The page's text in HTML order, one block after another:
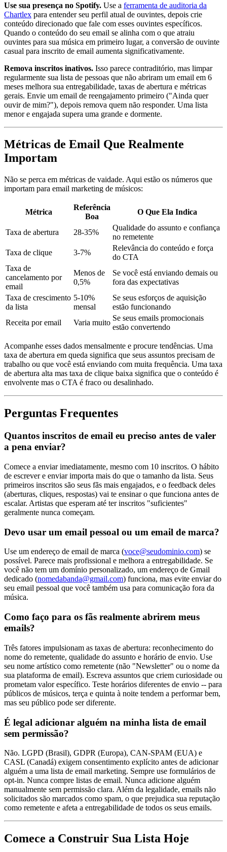
Use sua presença no Spotify. Use a ferramenta de auditoria da
Chartlex para entender seu perfil atual de ouvintes, depois crie
conteúdo direcionado que fale com esses ouvintes específicos.
Quando o conteúdo do seu email se alinha com o que atraiu
ouvintes para sua música em primeiro lugar, a conversão de ouvinte
casual para inscrito de email aumenta significativamente.
Remova inscritos inativos. Isso parece contraditório, mas limpar
regularmente sua lista de pessoas que não abriram um email em 6
meses melhora sua entregabilidade, taxas de abertura e métricas
gerais. Envie um email de reengajamento primeiro ("Ainda quer
ouvir de mim?"), depois remova quem não responder. Uma lista
menor e engajada supera uma grande e dormente.
Métricas de Email Que Realmente
Importam
Não se perca em métricas de vaidade. Aqui estão os números que
importam para email marketing de músicos:
Métrica
Referência
Boa
O Que Ela Indica
Taxa de abertura 28-35%
Qualidade do assunto e confiança
no remetente
Taxa de clique
3-7%
Relevância do conteúdo e força
do CTA
Taxa de
cancelamento por
email
Menos de
0,5%
Se você está enviando demais ou
fora das expectativas
Taxa de crescimento
da lista
5-10%
mensal
Se seus esforços de aquisição
estão funcionando
Receita por email
Varia muito
Se seus emails promocionais
estão convertendo
Acompanhe esses dados mensalmente e procure tendências. Uma
taxa de abertura em queda significa que seus assuntos precisam de
trabalho ou que você está enviando com muita frequência. Uma taxa
de abertura alta mas taxa de clique baixa significa que o conteúdo é
envolvente mas o CTA é fraco ou desalinhado.
Perguntas Frequentes
Quantos inscritos de email eu preciso antes de valer
a pena enviar?
Comece a enviar imediatamente, mesmo com 10 inscritos. O hábito
de escrever e enviar importa mais do que o tamanho da lista. Seus
primeiros inscritos são seus fãs mais engajados, e o feedback deles
(aberturas, cliques, respostas) vai te ensinar o que funciona antes de
escalar. Artistas que esperam até ter inscritos "suficientes"
geralmente nunca começam.
Devo usar um email pessoal ou um email de marca?
Use um endereço de email de marca (voce@seudominio.com) se
possível. Parece mais profissional e melhora a entregabilidade. Se
você não tem um domínio personalizado, um endereço de Gmail
dedicado (nomedabanda@gmail.com) funciona, mas evite enviar do
seu email pessoal que você também usa para comunicação fora da
música.
Como faço para os fãs realmente abrirem meus
emails?
Três fatores impulsionam as taxas de abertura: reconhecimento do
nome do remetente, qualidade do assunto e horário de envio. Use
seu nome artístico como remetente (não "Newsletter" ou o nome da
sua plataforma de email). Escreva assuntos que criem curiosidade ou
prometam valor específico. Teste horários diferentes de envio -- para
públicos de músicos, terça e quinta à noite tendem a performar bem,
mas seu público pode ser diferente.
É legal adicionar alguém na minha lista de email
sem permissão?
Não. LGPD (Brasil), GDPR (Europa), CAN-SPAM (EUA) e
CASL (Canadá) exigem consentimento explícito antes de adicionar
alguém a uma lista de email marketing. Sempre use formulários de
opt-in. Nunca compre listas de email. Nunca adicione alguém
manualmente sem permissão clara. Além da legalidade, emails não
solicitados são marcados como spam, o que prejudica sua reputação
como remetente e afeta a entregabilidade de todos os seus emails.
Comece a Construir Sua Lista Hoje